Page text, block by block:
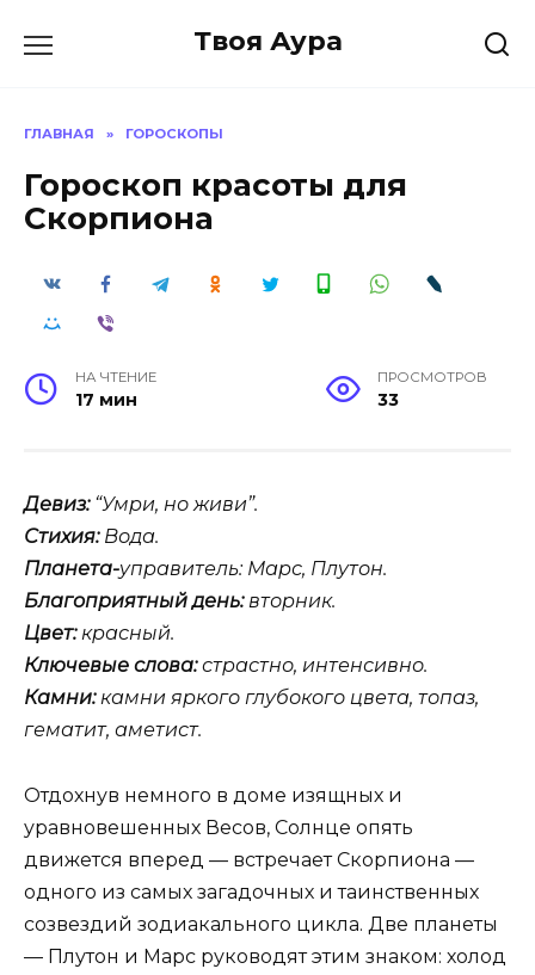
Твоя Аура
ГЛАВНАЯ » ГОРОСКОПЫ
Гороскоп красоты для
Скорпиона
НА ЧТЕНИЕ
17 мин
ПРОСМОТРОВ
33
Девиз: “Умри, но живи”.
Стихия: Вода.
Планета-управитель: Марс, Плутон.
Благоприятный день:вторник.
Цвет:красный.
Ключевые слова:страстно, интенсивно.
Камни:камни яркого глубокого цвета, топаз,
гематит, аметист.
Отдохнув немного в доме изящных и
уравновешенных Весов, Солнце опять
движется вперед — встречает Скорпиона —
одного из самых загадочных и таинственных
созвездий зодиакального цикла. Две планеты
— Плутон и Марс руководят этим знаком: холод